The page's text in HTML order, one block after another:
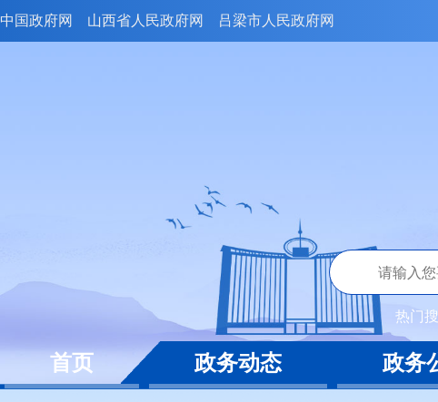
中国政府网 山西省人民政府网 吕梁市人民政府网
热门
首页 政务动态 政务